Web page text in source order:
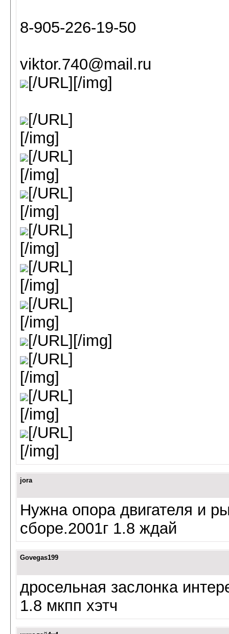
8-905-226-19-50
viktor.740@mail.ru
[/URL][/img]
[/URL]
[/img]
[/URL]
[/img]
[/URL]
[/img]
[/URL]
[/img]
[/URL]
[/img]
[/URL]
[/img]
[/URL][/img]
[/URL]
[/img]
[/URL]
[/img]
[/URL]
[/img]
jora
Нужна опора двигателя и
сборе.2001г 1.8 ждай
Govegas199
дросельная заслонка
1.8 мкпп хэтч